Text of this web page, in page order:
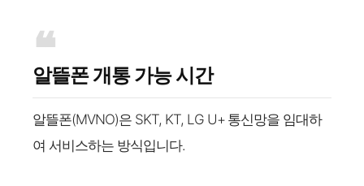
알뜰폰 개통 가능 시간
알뜰폰(MVNO)은 SKT, KT, LG U+ 통신망을 임대하
여 서비스하는 방식입니다.